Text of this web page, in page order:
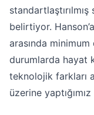
belirtiyor.
arasında
durumlarda hayat
teknolojik farkları
üzerine